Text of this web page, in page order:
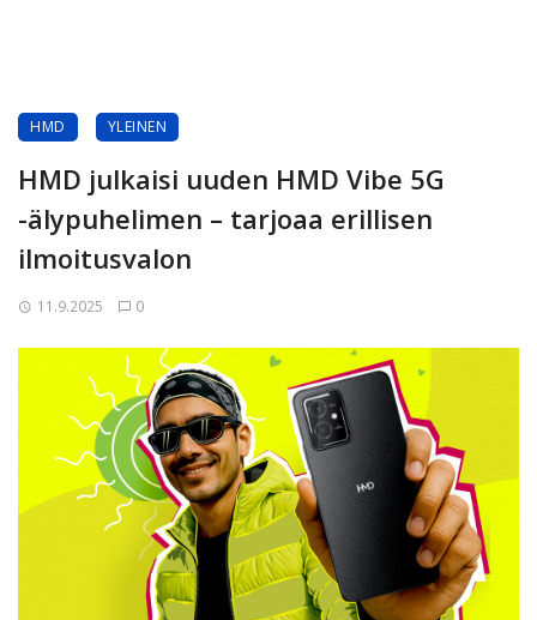
HMD YLEINEN
HMD julkaisi uuden HMD Vibe 5G
-älypuhelimen – tarjoaa erillisen
ilmoitusvalon
11.9.2025 0